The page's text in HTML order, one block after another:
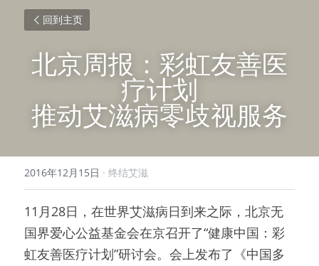
回到主页
北京周报：彩虹友善医
疗计划
推动艾滋病零歧视服务
2016年12月15日 · 终结艾滋
11月28日，在世界艾滋病日到来之际，北京无
国界爱心公益基金会在京召开了“健康中国：彩
虹友善医疗计划”研讨会。会上发布了《中国多